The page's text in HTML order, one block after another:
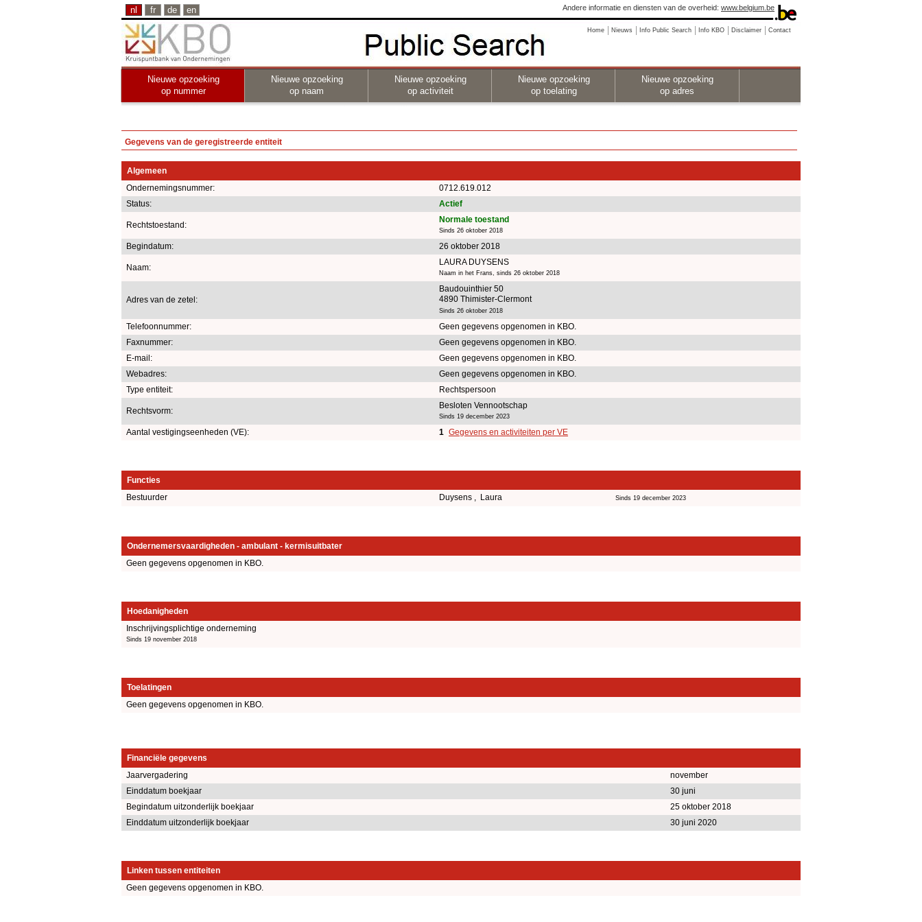
nl fr de en Andere informatie en diensten van de overheid: www.belgium.be
Home Nieuws Info Public Search Info KBO Disclaimer Contact
Nieuwe opzoeking
op nummer
Nieuwe opzoeking
op naam
Nieuwe opzoeking
op activiteit
Nieuwe opzoeking
op toelating
Nieuwe opzoeking
op adres
Gegevens van de geregistreerde entiteit
Algemeen
Ondernemingsnummer:
0712.619.012
Status:
Actief
Rechtstoestand:
Normale toestand
Sinds 26 oktober 2018
Begindatum: 26 oktober 2018
Naam:
LAURA DUYSENS
Naam in het Frans, sinds 26 oktober 2018
Adres van de zetel:
Baudouinthier 50
4890 Thimister-Clermont
Sinds 26 oktober 2018
Telefoonnummer:
Geen gegevens opgenomen in KBO.
Faxnummer:
Geen gegevens opgenomen in KBO.
E-mail:
Geen gegevens opgenomen in KBO.
Webadres:
Geen gegevens opgenomen in KBO.
Type entiteit:
Rechtspersoon
Rechtsvorm:
Besloten Vennootschap
Sinds 19 december 2023
Aantal vestigingseenheden (VE): 1 Gegevens en activiteiten per VE
Functies
Bestuurder
Duysens , Laura Sinds 19 december 2023
Ondernemersvaardigheden - ambulant - kermisuitbater
Geen gegevens opgenomen in KBO.
Hoedanigheden
Inschrijvingsplichtige onderneming
Sinds 19 november 2018
Toelatingen
Geen gegevens opgenomen in KBO.
Financiële gegevens
Jaarvergadering
november
Einddatum boekjaar
30 juni
Begindatum uitzonderlijk boekjaar
25 oktober 2018
Einddatum uitzonderlijk boekjaar
30 juni 2020
Linken tussen entiteiten
Geen gegevens opgenomen in KBO.